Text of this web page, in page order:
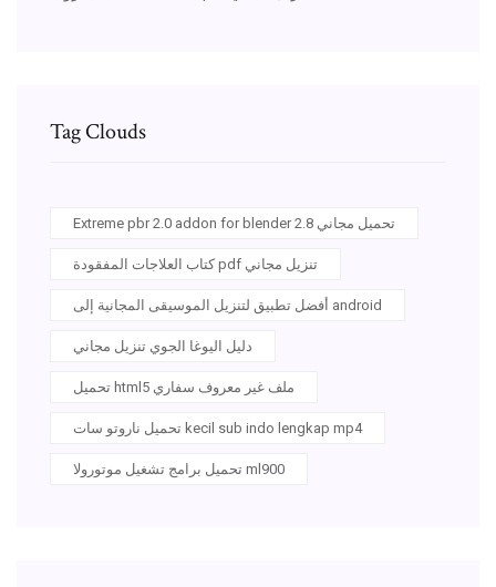
Tag Clouds
Extreme pbr 2.0 addon for blender 2.8 تحميل مجاني
كتاب العلاجات المفقودة pdf تنزيل مجاني
أفضل تطبيق لتنزيل الموسيقى المجانية إلى android
دليل اليوغا الجوي تنزيل مجاني
تحميل html5 ملف غير معروف سفاري
تحميل ناروتو سات kecil sub indo lengkap mp4
تحميل برامج تشغيل موتورولا ml900